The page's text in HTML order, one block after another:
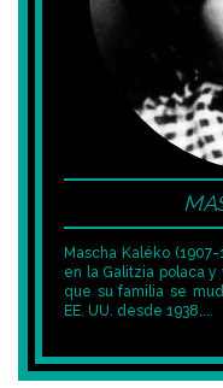
Mascha Kaléko
en la Galitzia polaca y
que su familia se
EE. UU. desde 1938,...